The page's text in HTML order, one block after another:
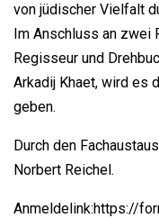
von jüdischer Vielfalt
Im Anschluss an zwei
Regisseur und
Arkadij Khaet, wird es
geben.
Durch den
Norbert Reichel.
Anmeldelink:https://